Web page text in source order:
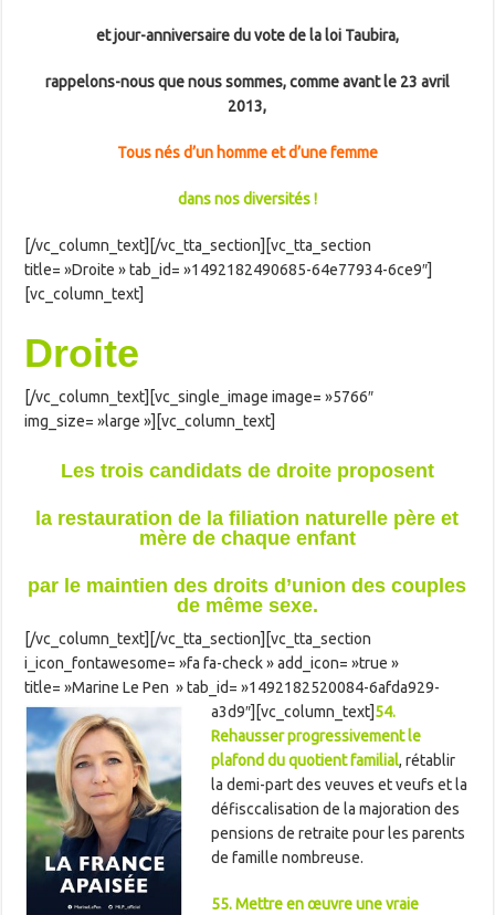
et jour-anniversaire du vote de la loi Taubira,
rappelons-nous que nous sommes, comme avant le 23 avril
2013,
Tous nés d’un homme et d’une femme
dans nos diversités !
[/vc_column_text][/vc_tta_section][vc_tta_section
title= »Droite » tab_id= »1492182490685-64e77934-6ce9″]
[vc_column_text]
Droite
[/vc_column_text][vc_single_image image= »5766″
img_size= »large »][vc_column_text]
Les trois candidats de droite proposent
la restauration de la filiation naturelle père et
mère de chaque enfant
par le maintien des droits d’union des couples
de même sexe.
[/vc_column_text][/vc_tta_section][vc_tta_section
i_icon_fontawesome= »fa fa-check » add_icon= »true »
title= »Marine Le Pen » tab_id= »1492182520084-6afda929-
a3d9″][vc_column_text]54.
Rehausser progressivement le
plafond du quotient familial, rétablir
la demi-part des veuves et veufs et la
défisccalisation de la majoration des
pensions de retraite pour les parents
de famille nombreuse.
55. Mettre en œuvre une vraie